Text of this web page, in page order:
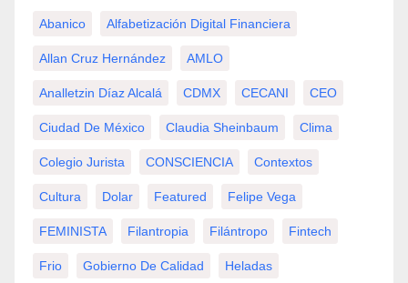
Abanico Alfabetización Digital Financiera
Allan Cruz Hernández AMLO
Analletzin Díaz Alcalá CDMX CECANI CEO
Ciudad De México Claudia Sheinbaum Clima
Colegio Jurista CONSCIENCIA Contextos
Cultura Dolar Featured Felipe Vega
FEMINISTA Filantropia Filántropo Fintech
Frio Gobierno De Calidad Heladas